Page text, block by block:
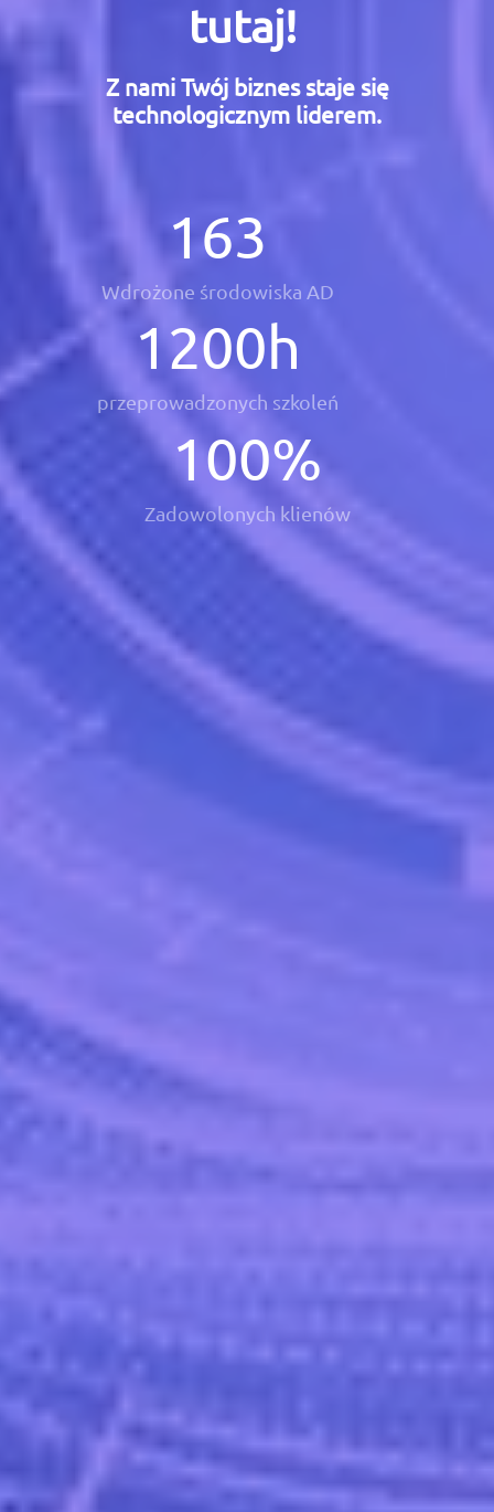
tutaj!
Z nami Twój biznes staje się
technologicznym liderem.
163
Wdrożone środowiska AD
1200h
przeprowadzonych szkoleń
100%
Zadowolonych klienów